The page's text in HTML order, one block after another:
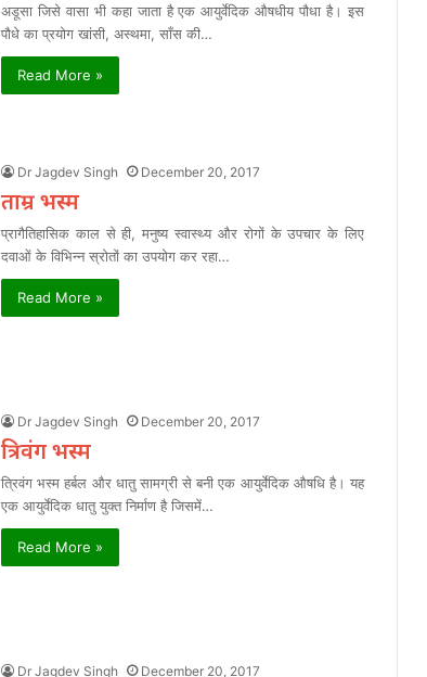
अडूसा जिसे वासा भी कहा जाता है एक आयुर्वेदिक औषधीय पौधा है। इस
पौधे का प्रयोग खांसी, अस्थमा, साँस की…
Read More »
Dr Jagdev Singh December 20, 2017
ताम्र भस्म
प्रागैतिहासिक काल से ही, मनुष्य स्वास्थ्य और रोगों के उपचार के लिए
दवाओं के विभिन्न स्रोतों का उपयोग कर रहा…
Read More »
Dr Jagdev Singh December 20, 2017
त्रिवंग भस्म
त्रिवंग भस्म हर्बल और धातु सामग्री से बनी एक आयुर्वेदिक औषधि है। यह
एक आयुर्वेदिक धातु युक्त निर्माण है जिसमें…
Read More »
Dr Jagdev Singh December 20, 2017